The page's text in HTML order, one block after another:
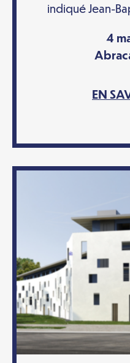
indiqué Jean-
4
EN